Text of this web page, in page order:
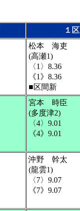
１区
松本 海吏
(高瀬1)
〈1〉8.36
《1》8.36
■区間新
宮本 時臣
(多度津2)
〈4〉9.01
《4》9.01
沖野 幹太
(龍雲1)
〈7〉9.07
《7》9.07